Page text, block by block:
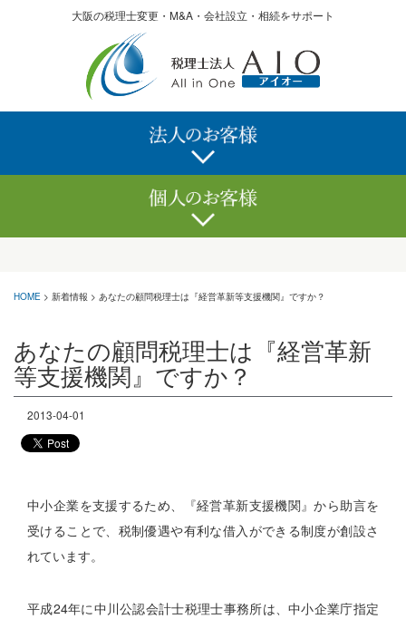
大阪の税理士変更・M&A・会社設立・相続をサポート
記帳代行サービス
決算申告サービス
経理でお困りなら
顧問サービス
税務調査
M&A
無料経営診断
海外進出支援
確定申告サービス
相続サービス
記帳代行サービス
会社設立
融資
経理でお困りなら
税務調査
クリニックのかたへ
HOME > 新着情報 > あなたの顧問税理士は『経営革新等支援機関』ですか？
あなたの顧問税理士は『経営革新
等支援機関』ですか？
2013-04-01
中小企業を支援するため、『経営革新支援機関』から助言を
受けることで、税制優遇や有利な借入ができる制度が創設さ
れています。
平成24年に中川公認会計士税理士事務所は、中小企業庁指定